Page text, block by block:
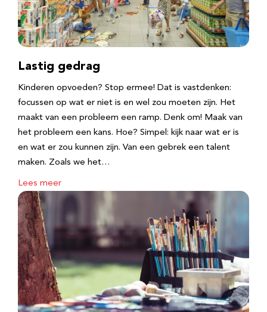
Lastig gedrag
Kinderen opvoeden? Stop ermee! Dat is vastdenken:
focussen op wat er niet is en wel zou moeten zijn. Het
maakt van een probleem een ramp. Denk om! Maak van
het probleem een kans. Hoe? Simpel: kijk naar wat er is
en wat er zou kunnen zijn. Van een gebrek een talent
maken. Zoals we het…
Lees meer